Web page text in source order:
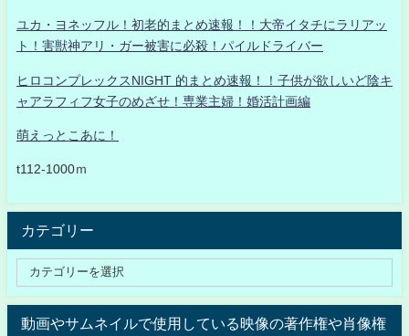
ユカ・ヨネッフル！初老的まとめ速報！！大帝イタチにラリアッ
ト！害獣神アリ・ガー被害に必殺！パイルドライバー
ヒロコンプレックスNIGHT 的まとめ速報！！子供が欲しいど陰キ
ャアラフィフ女子のめざせ！専業主婦！婚活計画編
萌えっとこあに！
t112-1000ｍ
カテゴリー
動画やサムネイルで使用している映像の著作権や肖像権